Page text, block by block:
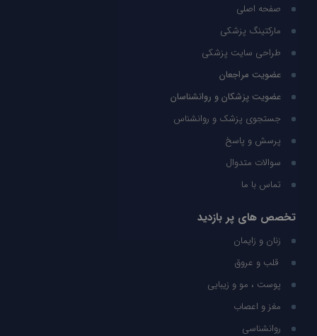
صفحه اصلی
مارکتینگ پزشکی
طراحی سایت پزشکی
عضویت مراجعان
عضویت پزشکان و روانشناسان
جستجوی پزشک و روانشناس
پرسش و پاسخ
سوالات متدوال
تماس با ما
تخصص های پر بازدید
زنان و زایمان
قلب و عروق
پوست ، مو و زیبایی
مغز و اعصاب
روانشناسی